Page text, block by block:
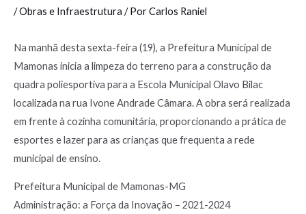
/Obras e Infraestrutura / PorCarlos Raniel
Na manhã desta sexta-feira (19), a Prefeitura Municipal de
Mamonas inicia a limpeza do terreno para a construção da
quadra poliesportiva para a Escola Municipal Olavo Bilac
localizada na rua Ivone Andrade Câmara. A obra será realizada
em frente à cozinha comunitária, proporcionando a prática de
esportes e lazer para as crianças que frequenta a rede
municipal de ensino.
Prefeitura Municipal de Mamonas-MG
Administração: a Força da Inovação – 2021-2024